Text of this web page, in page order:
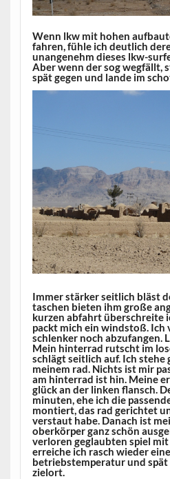
Wenn lkw mit hohen
fahren, fühle ich deutlich
unangenehm dieses lkw-
Aber wenn der sog wegfällt,
spät gegen und lande im
Immer stärker seitlich bläst
taschen bieten ihm große
kurzen abfahrt überschreite
packt mich ein windstoß. Ich
schlenker noch abzufangen.
Mein hinterrad rutscht im
schlägt seitlich auf. Ich stehe
meinem rad. Nichts ist mir
am hinterrad ist hin. Meine
glück an der linken flansch.
minuten, ehe ich die
montiert, das rad gerichtet
verstaut habe. Danach ist
oberkörper ganz schön
verloren geglaubten spiel
erreiche ich rasch wieder
betriebstemperatur und
zielort.